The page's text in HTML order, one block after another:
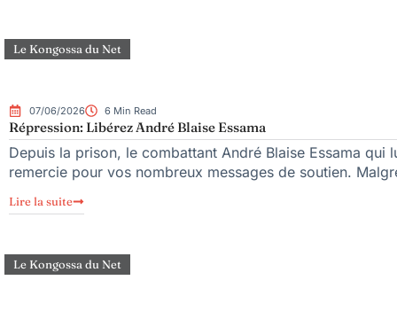
Le Kongossa du Net
07/06/2026 6 Min Read
Répression: Libérez André Blaise Essama
Depuis la prison, le combattant André Blaise Essama qui
remercie pour vos nombreux messages de soutien.
Lire la suite
Le Kongossa du Net